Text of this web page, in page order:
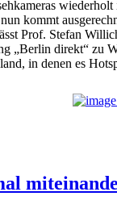
kommt
Prof. Stefan
„Berlin direkt“ zu
in denen es